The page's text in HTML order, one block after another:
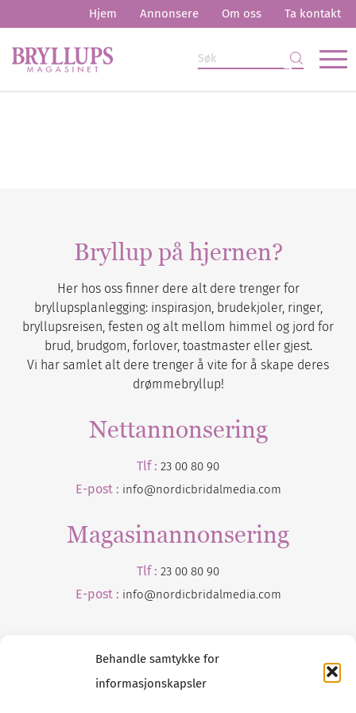
Behandle samtykke for
informasjonskapsler
Hjem Annonsere Om oss Ta kontakt
Bryllup på hjernen?
Her hos oss finner dere alt dere trenger for
bryllupsplanlegging: inspirasjon, brudekjoler, ringer,
bryllupsreisen, festen og alt mellom himmel og jord for
brud, brudgom, forlover, toastmaster eller gjest.
Vi har samlet alt dere trenger å vite for å skape deres
drømmebryllup!
Nettannonsering
Tlf : 23 00 80 90
E-post : info@nordicbridalmedia.com
Magasinannonsering
Tlf : 23 00 80 90
E-post : info@nordicbridalmedia.com